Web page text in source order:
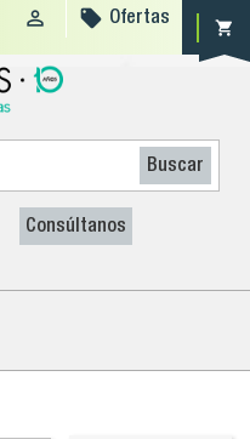
shopping_cart
  Ofertas
Buscar
Consúltanos